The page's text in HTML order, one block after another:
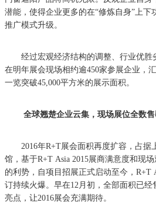
潜能，使得企业更多的在“修炼自身”上下
推广模式升级。
经过宏观经济结构的调整、行业优胜
在明年展会现场相约逾450家参展企业，
一览突破45,000平方米的展示面积。
全球翘楚企业云集，现场展位全数
2016年R+T展会面积再度扩容，占据
馆，基于R+T Asia 2015展商满意度和现
的利势，自项目招展正式启动至今，R+T
订持续火爆。早在12月初，全部面积已经
亮点，让2016展会充满期待。